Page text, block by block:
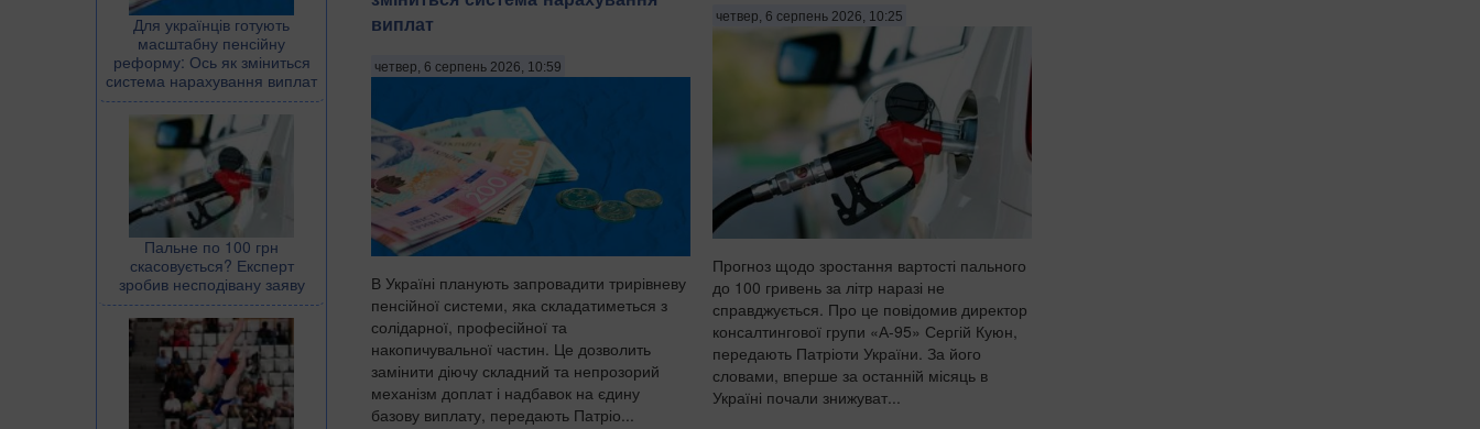
Для українців готують
масштабну пенсійну
реформу: Ось як зміниться
система нарахування виплат
Пальне по 100 грн
скасовується? Експерт
зробив несподівану заяву
виплат
четвер, 6 серпень 2026, 10:59
В Україні планують запровадити трирівневу
пенсійної системи, яка складатиметься з
солідарної, професійної та
накопичувальної частин. Це дозволить
замінити діючу складний та непрозорий
механізм доплат і надбавок на єдину
базову виплату, передають Патріо...
четвер, 6 серпень 2026, 10:25
Прогноз щодо зростання вартості пального
до 100 гривень за літр наразі не
справджується. Про це повідомив директор
консалтингової групи «А-95» Сергій Куюн,
передають Патріоти України. За його
словами, вперше за останній місяць в
Україні почали знижуват...